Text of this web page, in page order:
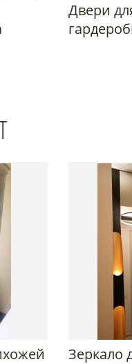
Двери
Зеркало